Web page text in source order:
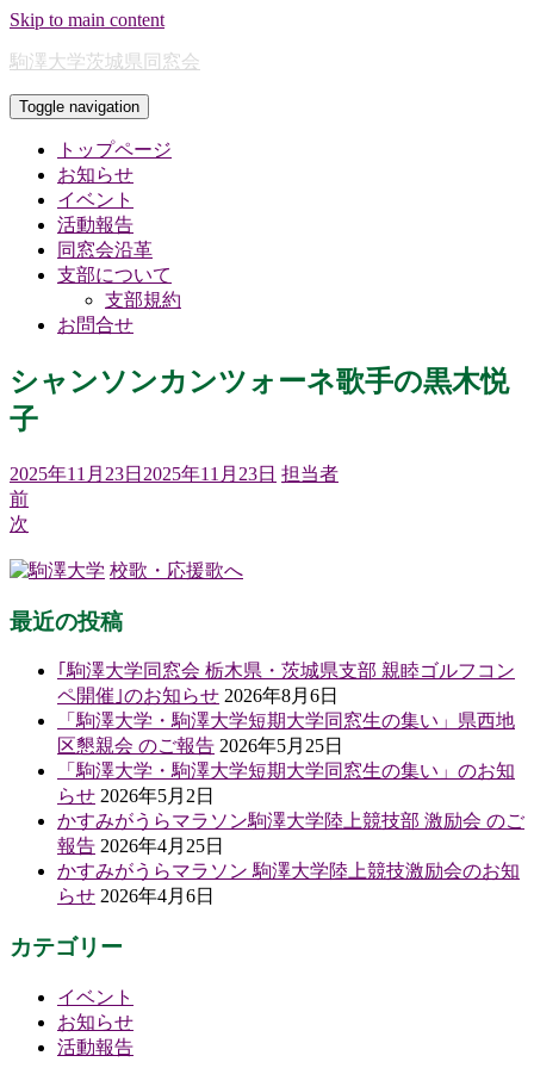
Skip to main content
駒澤大学茨城県同窓会
Toggle navigation
トップページ
お知らせ
イベント
活動報告
同窓会沿革
支部について
支部規約
お問合せ
シャンソンカンツォーネ歌手の黒木悦
子
2025年11月23日 2025年11月23日 担当者
前
次
校歌・応援歌へ
最近の投稿
｢駒澤大学同窓会 栃木県・茨城県支部 親睦ゴルフコン
ペ開催｣のお知らせ 2026年8月6日
「駒澤大学・駒澤大学短期大学同窓生の集い」県西地
区懇親会 のご報告 2026年5月25日
「駒澤大学・駒澤大学短期大学同窓生の集い」のお知
らせ 2026年5月2日
かすみがうらマラソン駒澤大学陸上競技部 激励会 のご
報告 2026年4月25日
かすみがうらマラソン 駒澤大学陸上競技激励会のお知
らせ 2026年4月6日
カテゴリー
イベント
お知らせ
活動報告